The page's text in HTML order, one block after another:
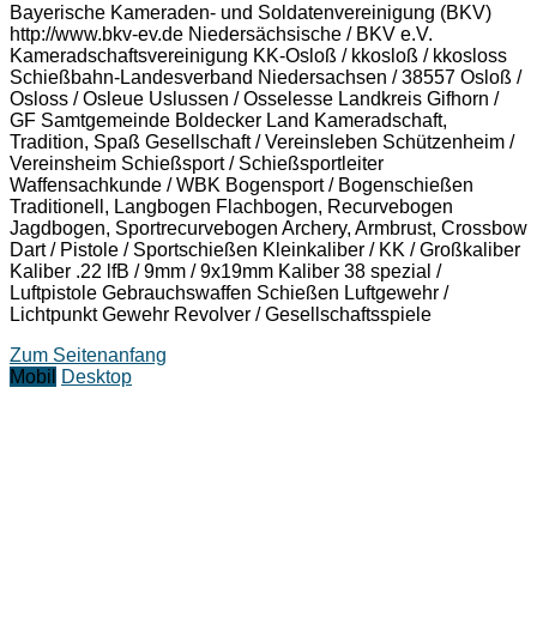
Bayerische Kameraden- und Soldatenvereinigung (BKV)
http://www.bkv-ev.de Niedersächsische / BKV e.V.
Kameradschaftsvereinigung KK-Osloß / kkosloß / kkosloss
Schießbahn-Landesverband Niedersachsen / 38557 Osloß /
Osloss / Osleue Uslussen / Osselesse Landkreis Gifhorn /
GF Samtgemeinde Boldecker Land Kameradschaft,
Tradition, Spaß Gesellschaft / Vereinsleben Schützenheim /
Vereinsheim Schießsport / Schießsportleiter
Waffensachkunde / WBK Bogensport / Bogenschießen
Traditionell, Langbogen Flachbogen, Recurvebogen
Jagdbogen, Sportrecurvebogen Archery, Armbrust, Crossbow
Dart / Pistole / Sportschießen Kleinkaliber / KK / Großkaliber
Kaliber .22 lfB / 9mm / 9x19mm Kaliber 38 spezial /
Luftpistole Gebrauchswaffen Schießen Luftgewehr /
Lichtpunkt Gewehr Revolver / Gesellschaftsspiele
Zum Seitenanfang
Mobil
Desktop